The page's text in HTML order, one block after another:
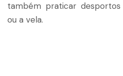
também praticar
ou a vela.